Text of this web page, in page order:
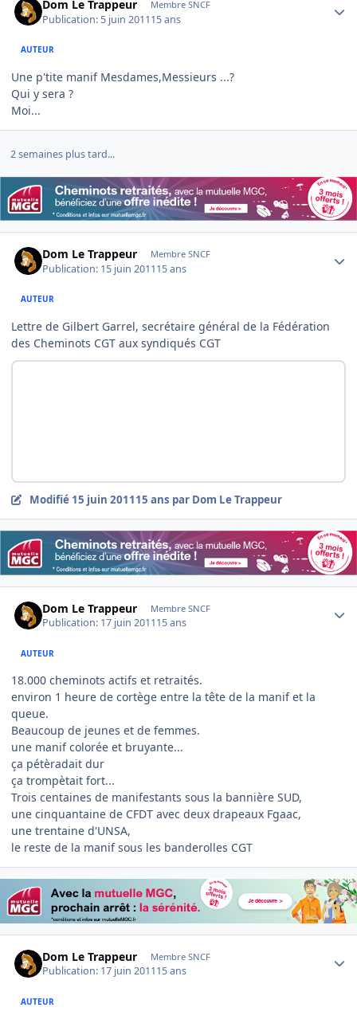
Dom Le Trappeur Membre SNCF
Publication: 5 juin 201115 ans
AUTEUR
Une p'tite manif Mesdames,Messieurs ...?
Qui y sera ?
Moi...
2 semaines plus tard...
Dom Le Trappeur Membre SNCF
Publication: 15 juin 201115 ans
AUTEUR
Lettre de Gilbert Garrel, secrétaire général de la Fédération
des Cheminots CGT aux syndiqués CGT
Modifié 15 juin 201115 ans par Dom Le Trappeur
Dom Le Trappeur Membre SNCF
Publication: 17 juin 201115 ans
AUTEUR
18.000 cheminots actifs et retraités.
environ 1 heure de cortège entre la tête de la manif et la
queue.
Beaucoup de jeunes et de femmes.
une manif colorée et bruyante...
ça pétèradait dur
ça trompètait fort...
Trois centaines de manifestants sous la bannière SUD,
une cinquantaine de CFDT avec deux drapeaux Fgaac,
une trentaine d'UNSA,
le reste de la manif sous les banderolles CGT
Dom Le Trappeur Membre SNCF
Publication: 17 juin 201115 ans
AUTEUR